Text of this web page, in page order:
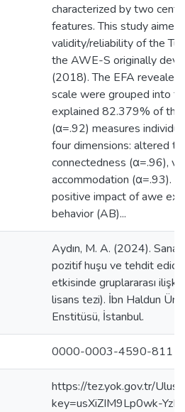
characterized by two
features. This study
validity/reliability of the
the AWE-S originally
(2018). The EFA
scale were grouped into
explained 82.379% of the
(α=.92) measures
four dimensions: altered
connectedness (α=.96),
accommodation (α=.93).
positive impact of awe
behavior (AB)...
Aydın, M. A. (2024). Sanal
pozitif huşu ve tehdit edici
etkisinde gruplararası
lisans tezi). İbn Haldun
Enstitüsü, İstanbul.
0000-0003-4590-8111
https://tez.yok.gov.tr/
key=usXiZIM9Lp0wk-